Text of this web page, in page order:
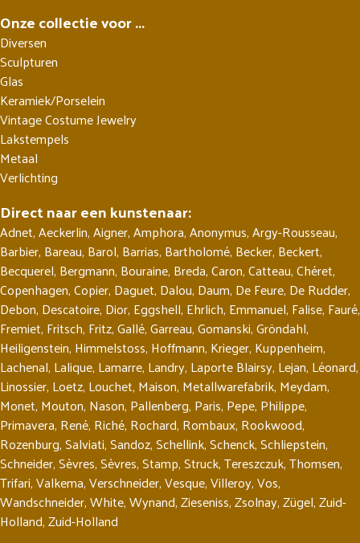
Onze collectie voor ...
Diversen
Sculpturen
Glas
Keramiek/Porselein
Vintage Costume Jewelry
Lakstempels
Metaal
Verlichting
Direct naar een kunstenaar:
Adnet,Aeckerlin,Aigner,Amphora,Anonymus,Argy-Rousseau,
Barbier, Bareau, Barol, Barrias, Bartholomé, Becker, Beckert,
Becquerel, Bergmann, Bouraine, Breda,Caron,Catteau,Chéret,
Copenhagen,Copier, Daguet, Dalou, Daum, De Feure, De Rudder,
Debon, Descatoire, Dior, Eggshell, Ehrlich, Emmanuel, Falise, Fauré,
Fremiet, Fritsch, Fritz,Gallé,Garreau,Gomanski,Gröndahl,
Heiligenstein, Himmelstoss, Hoffmann, Krieger, Kuppenheim,
Lachenal, Lalique, Lamarre, Landry, Laporte Blairsy, Lejan, Léonard,
Linossier, Loetz, Louchet, Maison, Metallwarefabrik, Meydam,
Monet, Mouton, Nason, Pallenberg, Paris, Pepe, Philippe,
Primavera, René, Riché, Rochard, Rombaux, Rookwood,
Rozenburg,Salviati,Sandoz,Schellink,Schenck,Schliepstein,
Schneider,Sèvres,Sèvres,Stamp,Struck,Tereszczuk,Thomsen,
Trifari,Valkema,Verschneider,Vesque,Villeroy,Vos,
Wandschneider,White,Wynand,Zieseniss,Zsolnay,Zügel,Zuid-
Holland,Zuid-Holland